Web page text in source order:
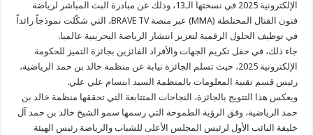
الإلكترونية 2025 في نسختها الـ13، وذلك عن مبادرة البث المباشر لرياضة
فنون القتال المختلطة (MMA) عبر منصة BRAVE TV، التي شكّلت نموذجاً رائداً
في توظيف الحلول الرقمية لتعزيز انتشار الرياضة البحرينية عالميا.
جاء ذلك، في حفل تكريم الجهات والأفراد الفائزين بجائزة التميز للحكومة
الإلكترونية 2025، حيث تسلم الجائزة نيابة عن منظمة خالد بن حمد الرياضية،
رئيس قسم تقنية المعلومات بالمنظمة السيد ابتسام علي علي.
ويعكس هذا التتويج بالجائزة، النجاحات المتتابعة التي تحققها منظمة خالد بن
حمد الرياضية، وفق الرؤية الطموحة التي رسمها سمو الشيخ خالد بن حمد آل
خليفة النائب الأول لرئيس المجلس الأعلى للشباب والرياضة رئيس الهيئة